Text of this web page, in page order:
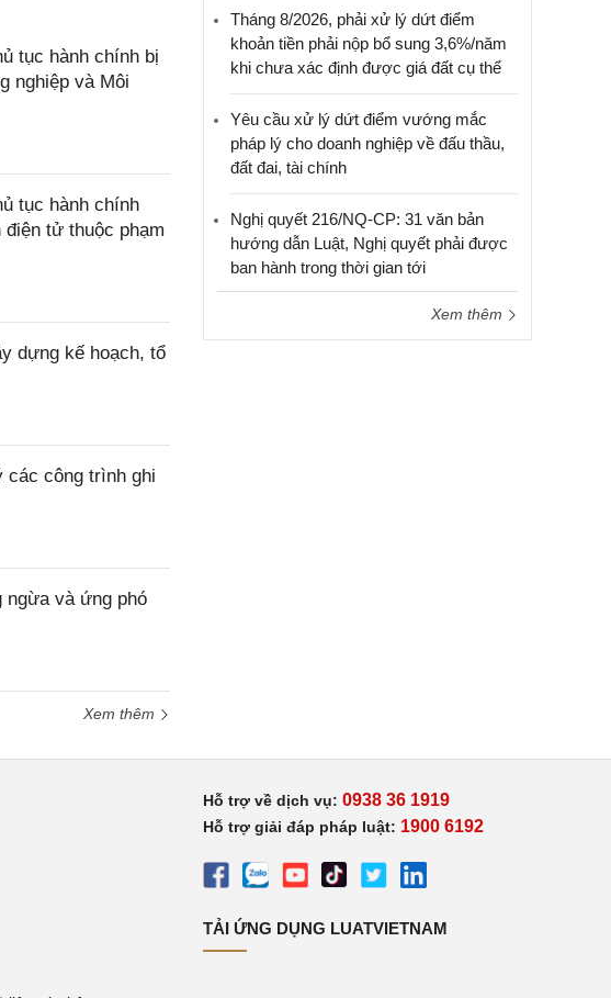
tục hành chính bị
nghiệp và Môi
tục hành chính
tử thuộc phạm
dựng kế hoạch, tổ
các công trình ghi
ngừa và ứng phó
Xem thêm
Tháng 8/2026, phải xử lý dứt điểm
khoản tiền phải nộp bổ sung 3,6%/năm
khi chưa xác định được giá đất cụ thể
Yêu cầu xử lý dứt điểm vướng mắc
pháp lý cho doanh nghiệp về đấu thầu,
đất đai, tài chính
Nghị quyết 216/NQ-CP: 31 văn bản
hướng dẫn Luật, Nghị quyết phải được
ban hành trong thời gian tới
Xem thêm
Hỗ trợ về dịch vụ: 0938 36 1919
Hỗ trợ giải đáp pháp luật: 1900 6192
TẢI ỨNG DỤNG LUATVIETNAM